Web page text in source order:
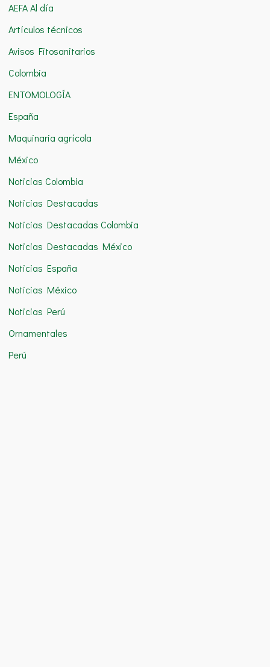
a
r
p
o
r
:
AEFA Al día
Artículos técnicos
Avisos Fitosanitarios
Colombia
ENTOMOLOGÍA
España
Maquinaria agrícola
México
Noticias Colombia
Noticias Destacadas
Noticias Destacadas Colombia
Noticias Destacadas México
Noticias España
Noticias México
Noticias Perú
Ornamentales
Perú